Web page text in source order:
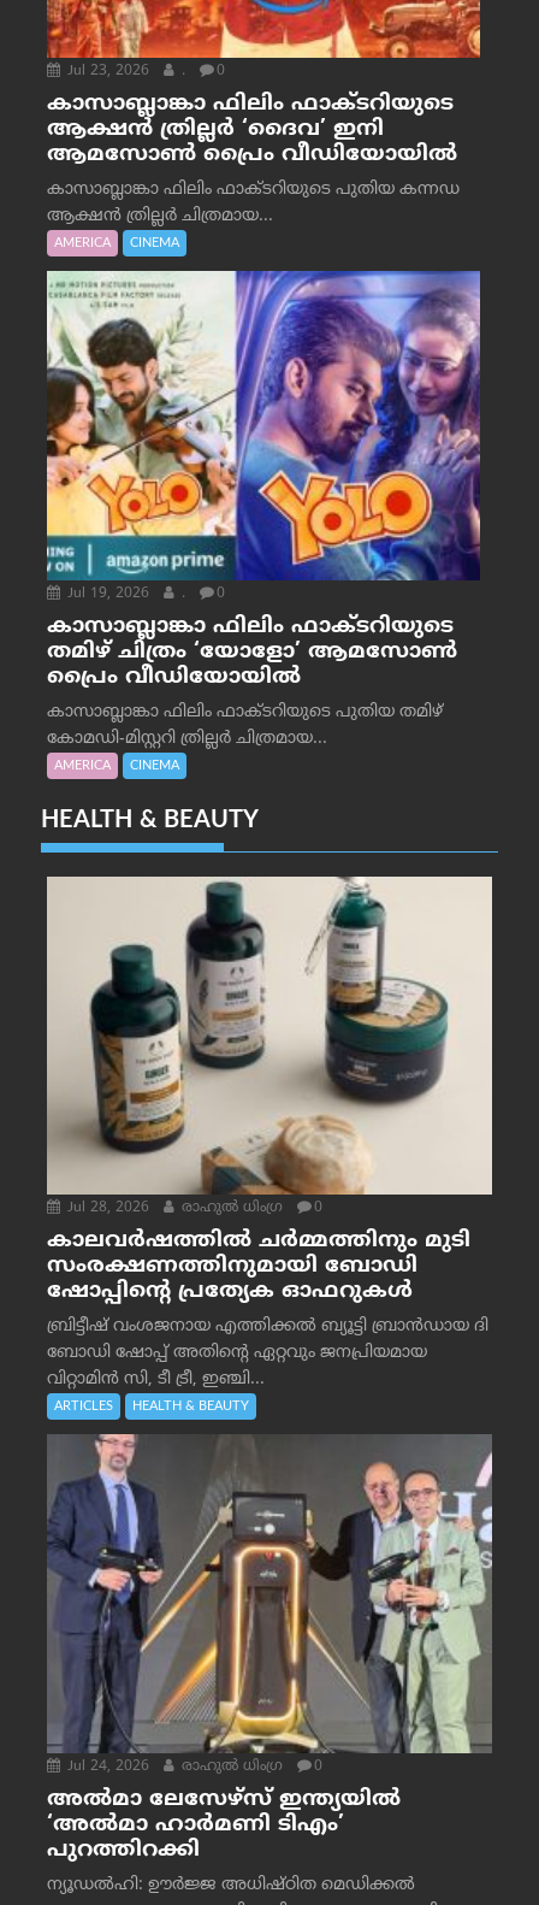
Jul 23, 2026 . 0
കാസാബ്ലാങ്കാ ഫിലിം ഫാക്ടറിയുടെ
ആക്ഷൻ ത്രില്ലർ ‘ദൈവ’ ഇനി
ആമസോൺ പ്രൈം വീഡിയോയിൽ
കാസാബ്ലാങ്കാ ഫിലിം ഫാക്ടറിയുടെ പുതിയ കന്നഡ
ആക്ഷൻ ത്രില്ലർ ചിത്രമായ...
AMERICA CINEMA
Jul 19, 2026 . 0
കാസാബ്ലാങ്കാ ഫിലിം ഫാക്ടറിയുടെ
തമിഴ് ചിത്രം ‘യോളോ’ ആമസോൺ
പ്രൈം വീഡിയോയിൽ
കാസാബ്ലാങ്കാ ഫിലിം ഫാക്ടറിയുടെ പുതിയ തമിഴ്
കോമഡി-മിസ്റ്ററി ത്രില്ലർ ചിത്രമായ...
AMERICA CINEMA
HEALTH & BEAUTY
Jul 28, 2026 രാഹുല്‍ ധിംഗ്ര 0
കാലവർഷത്തിൽ ചർമ്മത്തിനും മുടി
സംരക്ഷണത്തിനുമായി ബോഡി
ഷോപ്പിന്റെ പ്രത്യേക ഓഫറുകൾ
ബ്രിട്ടീഷ് വംശജനായ എത്തിക്കൽ ബ്യൂട്ടി ബ്രാൻഡായ ദി
ബോഡി ഷോപ്പ് അതിന്റെ ഏറ്റവും ജനപ്രിയമായ
വിറ്റാമിൻ സി, ടീ ട്രീ, ഇഞ്ചി...
ARTICLES HEALTH & BEAUTY
Jul 24, 2026 രാഹുല്‍ ധിംഗ്ര 0
അൽമാ ലേസേഴ്സ് ഇന്ത്യയിൽ
‘അൽമാ ഹാർമണി ടിഎം’
പുറത്തിറക്കി
ന്യൂഡൽഹി: ഊർജ്ജ അധിഷ്ഠിത മെഡിക്കൽ